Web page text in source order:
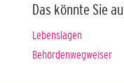
Das könnte Sie
Lebenslagen
Behördenwegweiser